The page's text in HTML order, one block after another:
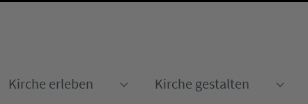
Kirche erleben
Kirche gestalten